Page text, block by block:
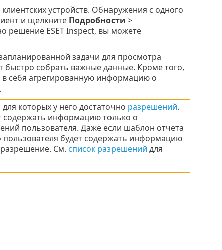
клиентских устройств. Обнаружения с одного
и щелкните Подробности >
решение ESET Inspect, вы можете
задачи для просмотра
быстро собрать важные данные. Кроме того,
себя агрегированную информацию о
которых у него достаточно разрешений.
содержать информацию только о
пользователя. Даже если шаблон отчета
пользователя будет содержать информацию
Cм. список разрешений для